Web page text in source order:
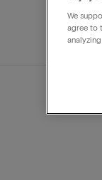
We
agree to